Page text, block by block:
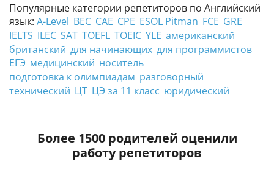
Популярные категории репетиторов по Английский
язык: A-Level BEC CAE CPE ESOL Pitman FCE GRE
IELTS ILEC SAT TOEFL TOEIC YLE американский
британский для начинающих для программистов
ЕГЭ медицинский носитель
подготовка к олимпиадам разговорный
технический ЦТ ЦЭ за 11 класс юридический
Более 1500 родителей оценили
работу репетиторов